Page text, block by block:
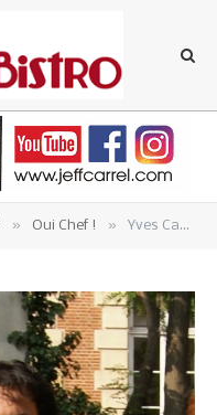
» Oui Chef ! » Yves Camdeborde, un Béarnais à Paris